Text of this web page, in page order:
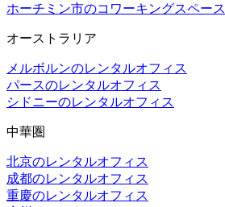
ホーチミン市のコワーキングスペース
オーストラリア
メルボルンのレンタルオフィス
パースのレンタルオフィス
シドニーのレンタルオフィス
中華圏
北京のレンタルオフィス
成都のレンタルオフィス
重慶のレンタルオフィス